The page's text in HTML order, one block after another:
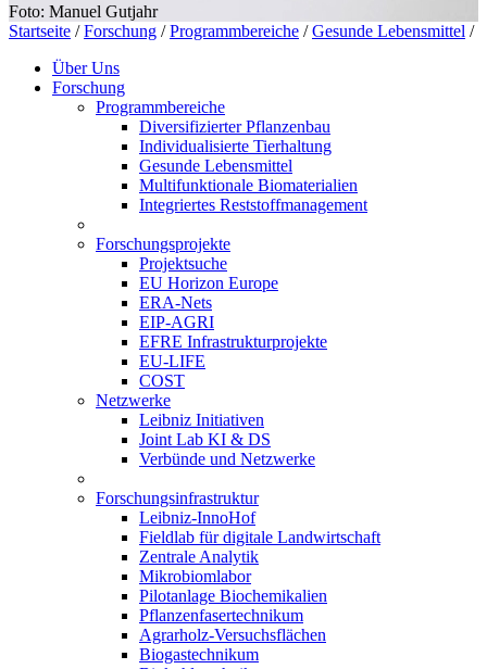
Foto: Manuel Gutjahr
Startseite / Forschung / Programmbereiche / Gesunde Lebensmittel /
Über Uns
Forschung
Programmbereiche
Diversifizierter Pflanzenbau
Individualisierte Tierhaltung
Gesunde Lebensmittel
Multifunktionale Biomaterialien
Integriertes Reststoffmanagement
Forschungsprojekte
Projektsuche
EU Horizon Europe
ERA-Nets
EIP-AGRI
EFRE Infrastrukturprojekte
EU-LIFE
COST
Netzwerke
Leibniz Initiativen
Joint Lab KI & DS
Verbünde und Netzwerke
Forschungsinfrastruktur
Leibniz-InnoHof
Fieldlab für digitale Landwirtschaft
Zentrale Analytik
Mikrobiomlabor
Pilotanlage Biochemikalien
Pflanzenfasertechnikum
Agrarholz-Versuchsflächen
Biogastechnikum